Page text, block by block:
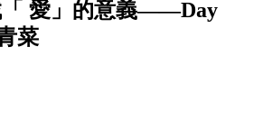
「 愛」的意義——Day
菜